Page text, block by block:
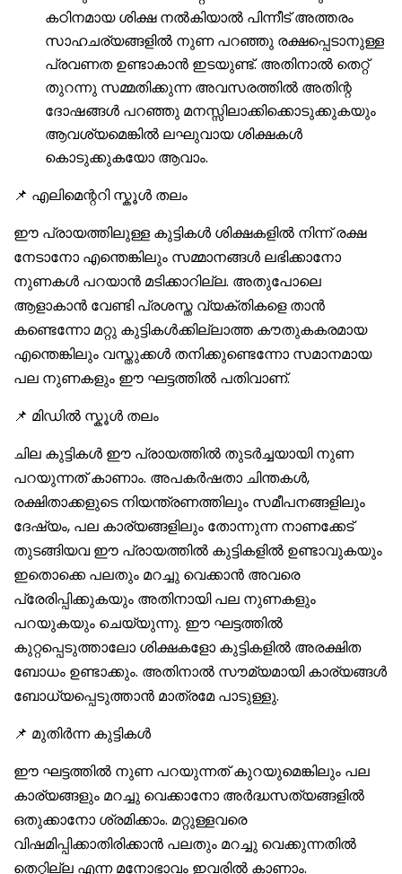
കഠിനമായ ശിക്ഷ നൽകിയാൽ പിന്നീട് അത്തരം
സാഹചര്യങ്ങളിൽ നുണ പറഞ്ഞു രക്ഷപ്പെടാനുള്ള
പ്രവണത ഉണ്ടാകാൻ ഇടയുണ്ട്. അതിനാൽ തെറ്റ്
തുറന്നു സമ്മതിക്കുന്ന അവസരത്തിൽ അതിന്റ
ദോഷങ്ങൾ പറഞ്ഞു മനസ്സിലാക്കിക്കൊടുക്കുകയും
ആവശ്യമെങ്കിൽ ലഘുവായ ശിക്ഷകൾ
കൊടുക്കുകയോ ആവാം.
📌 എലിമെന്ററി സ്കൂൾ തലം
ഈ പ്രായത്തിലുള്ള കുട്ടികൾ ശിക്ഷകളിൽ നിന്ന് രക്ഷ
നേടാനോ എന്തെങ്കിലും സമ്മാനങ്ങൾ ലഭിക്കാനോ
നുണകൾ പറയാൻ മടിക്കാറില്ല. അതുപോലെ
ആളാകാൻ വേണ്ടി പ്രശസ്ത വ്യക്തികളെ താൻ
കണ്ടെന്നോ മറ്റു കുട്ടികൾക്കില്ലാത്ത കൗതുകകരമായ
എന്തെങ്കിലും വസ്തുക്കൾ തനിക്കുണ്ടെന്നോ സമാനമായ
പല നുണകളും ഈ ഘട്ടത്തിൽ പതിവാണ്.
📌 മിഡിൽ സ്കൂൾ തലം
ചില കുട്ടികൾ ഈ പ്രായത്തിൽ തുടർച്ചയായി നുണ
പറയുന്നത് കാണാം. അപകർഷതാ ചിന്തകൾ,
രക്ഷിതാക്കളുടെ നിയന്ത്രണത്തിലും സമീപനങ്ങളിലും
ദേഷ്യം, പല കാര്യങ്ങളിലും തോന്നുന്ന നാണക്കേട്
തുടങ്ങിയവ ഈ പ്രായത്തിൽ കുട്ടികളിൽ ഉണ്ടാവുകയും
ഇതൊക്കെ പലതും മറച്ചു വെക്കാൻ അവരെ
പ്രേരിപ്പിക്കുകയും അതിനായി പല നുണകളും
പറയുകയും ചെയ്യുന്നു. ഈ ഘട്ടത്തിൽ
കുറ്റപ്പെടുത്താലോ ശിക്ഷകളോ കുട്ടികളിൽ അരക്ഷിത
ബോധം ഉണ്ടാക്കും. അതിനാൽ സൗമ്യമായി കാര്യങ്ങൾ
ബോധ്യപ്പെടുത്താൻ മാത്രമേ പാടുള്ളു.
📌 മുതിർന്ന കുട്ടികൾ
ഈ ഘട്ടത്തിൽ നുണ പറയുന്നത് കുറയുമെങ്കിലും പല
കാര്യങ്ങളും മറച്ചു വെക്കാനോ അർദ്ധസത്യങ്ങളിൽ
ഒതുക്കാനോ ശ്രമിക്കാം. മറ്റുള്ളവരെ
വിഷമിപ്പിക്കാതിരിക്കാൻ പലതും മറച്ചു വെക്കുന്നതിൽ
തെറ്റില്ല എന്ന മനോഭാവം ഇവരിൽ കാണാം.